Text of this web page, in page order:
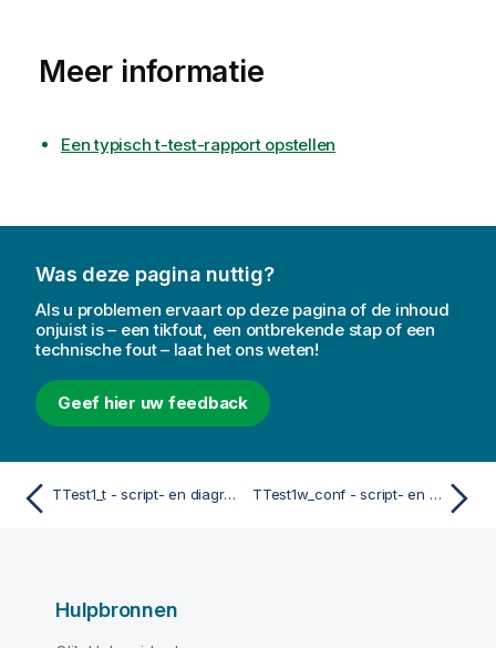
Meer informatie
Een typisch t-test-rapport opstellen
Was deze pagina nuttig?
Als u problemen ervaart op deze pagina of de inhoud
onjuist is – een tikfout, een ontbrekende stap of een
technische fout – laat het ons weten!
Geef hier uw feedback
TTest1_t - script- en diagramfunctie TTest1w_conf - script- en diagramfunctie
Hulpbronnen